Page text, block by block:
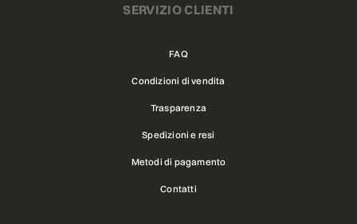
SERVIZIO CLIENTI
FAQ
Condizioni di vendita
Trasparenza
Spedizioni e resi
Metodi di pagamento
Contatti